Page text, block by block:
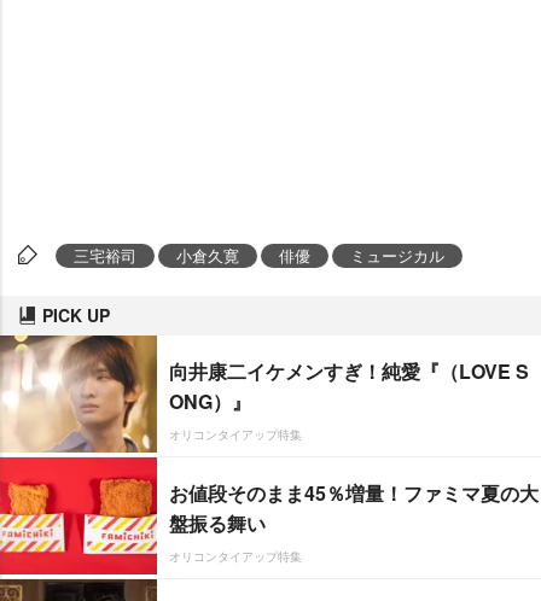
三宅裕司 小倉久寛 俳優 ミュージカル
PICK UP
向井康二イケメンすぎ！純愛『（LOVE S
ONG）』
オリコンタイアップ特集
お値段そのまま45％増量！ファミマ夏の大
盤振る舞い
オリコンタイアップ特集